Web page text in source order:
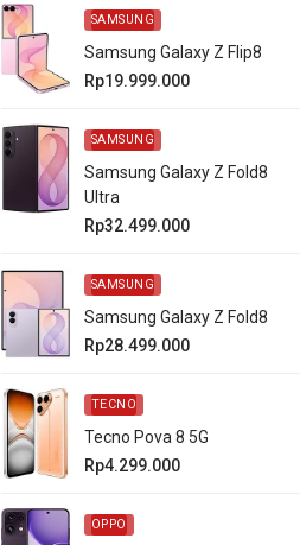
SAMSUNG
Samsung Galaxy Z Flip8
Rp19.999.000
SAMSUNG
Samsung Galaxy Z Fold8
Ultra
Rp32.499.000
SAMSUNG
Samsung Galaxy Z Fold8
Rp28.499.000
TECNO
Tecno Pova 8 5G
Rp4.299.000
OPPO